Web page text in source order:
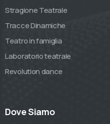
Stragione Teatrale
Tracce Dinamiche
Teatro in famiglia
Laboratorio teatrale
Revolution dance
Dove Siamo